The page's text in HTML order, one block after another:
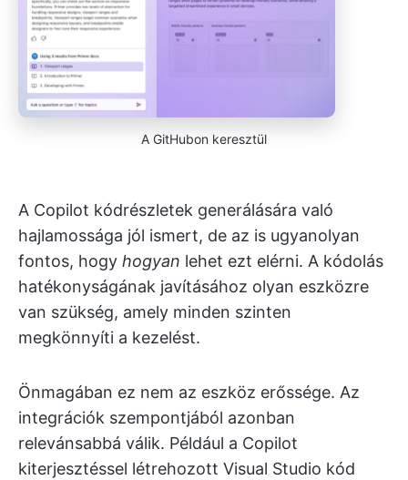
A GitHubon keresztül
A Copilot kódrészletek generálására való
hajlamossága jól ismert, de az is ugyanolyan
fontos, hogy hogyan lehet ezt elérni. A kódolás
hatékonyságának javításához olyan eszközre
van szükség, amely minden szinten
megkönnyíti a kezelést.
Önmagában ez nem az eszköz erőssége. Az
integrációk szempontjából azonban
relevánsabbá válik. Például a Copilot
kiterjesztéssel létrehozott Visual Studio kód